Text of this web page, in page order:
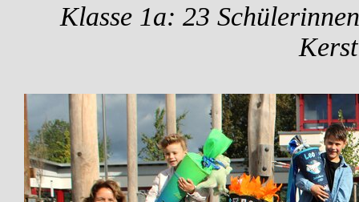
Klasse 1a: 23